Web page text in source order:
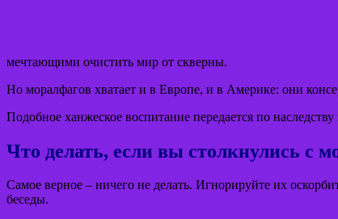
мечтающими очистить мир от скверны.
Но моралфагов хватает и в Европе, и в Америке: они
Подобное ханжеское воспитание передается по
Что делать, если вы столкнулись с
Самое верное – ничего не делать. Игнорируйте их
беседы.